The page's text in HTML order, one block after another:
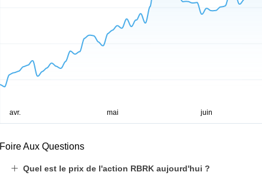
Foire Aux Questions
Quel est le prix de l'action RBRK aujourd'hui ?